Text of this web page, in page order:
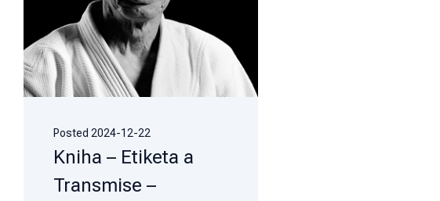
Posted 2024-12-22
Kniha – Etiketa a
Transmise –